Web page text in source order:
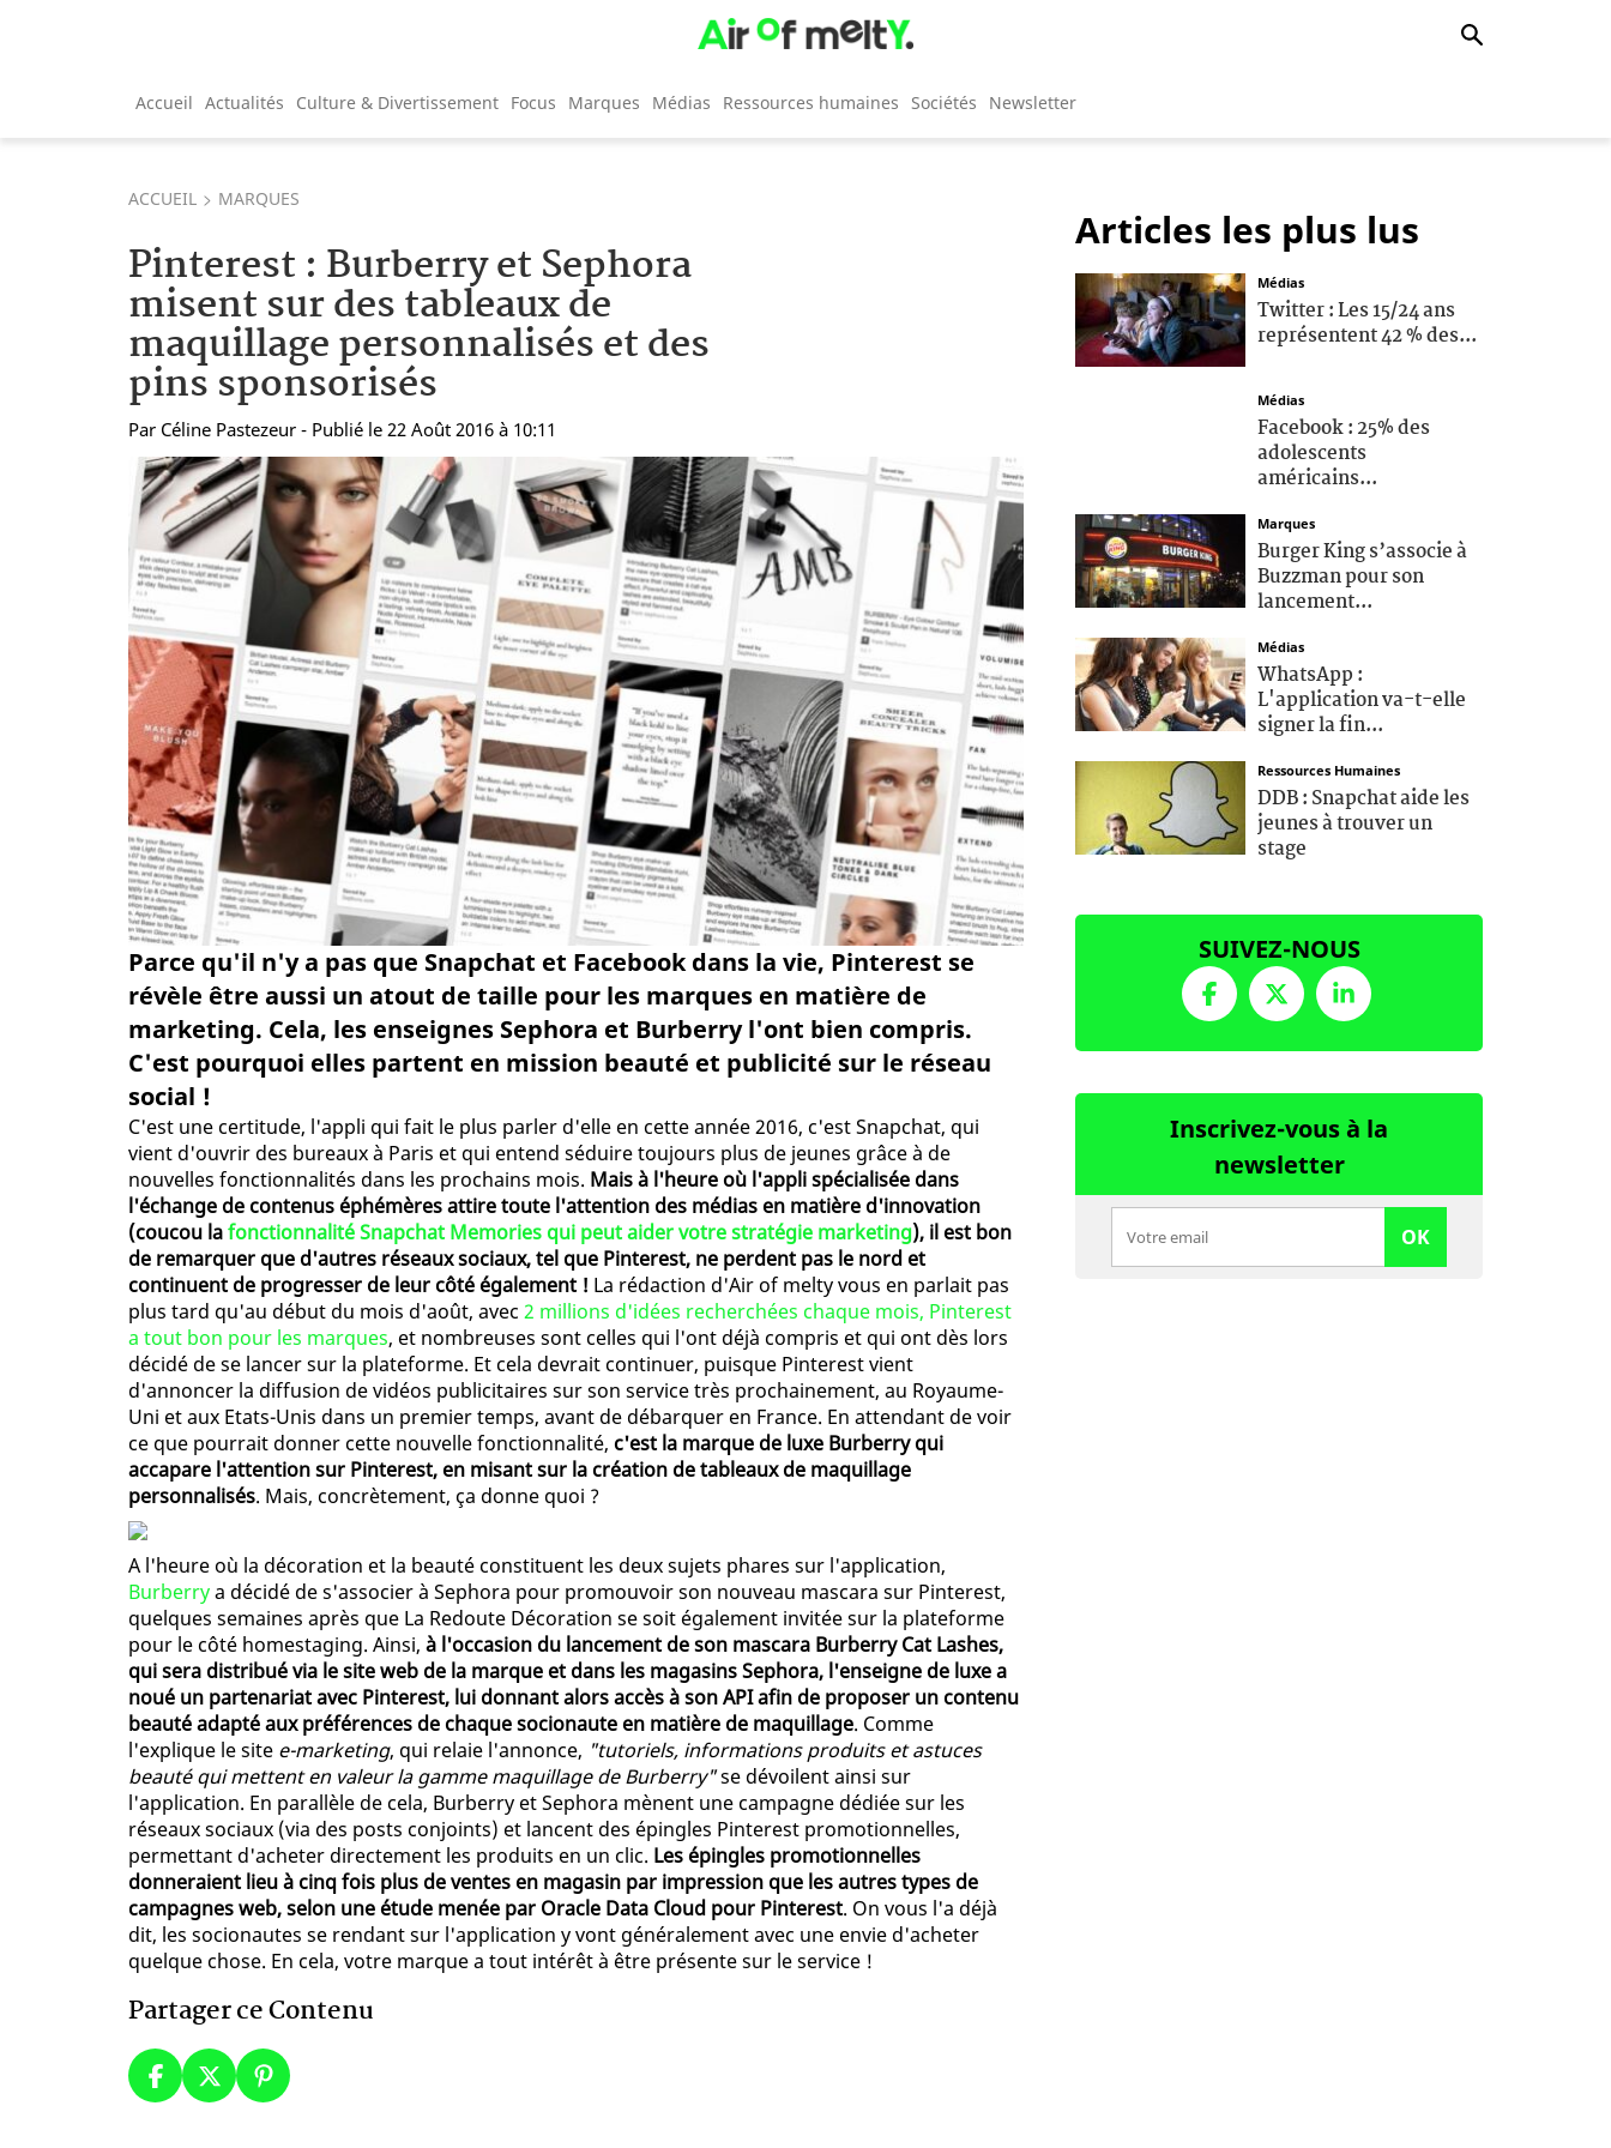
Accueil Actualités Culture & Divertissement Focus Marques Médias Ressources humaines Sociétés Newsletter
ACCUEIL MARQUES
Pinterest : Burberry et Sephora
misent sur des tableaux de
maquillage personnalisés et des
pins sponsorisés
Par Céline Pastezeur - Publié le 22 Août 2016 à 10:11
Parce qu'il n'y a pas que Snapchat et Facebook dans la vie, Pinterest se
révèle être aussi un atout de taille pour les marques en matière de
marketing. Cela, les enseignes Sephora et Burberry l'ont bien compris.
C'est pourquoi elles partent en mission beauté et publicité sur le réseau
social !
C'est une certitude, l'appli qui fait le plus parler d'elle en cette année 2016, c'est Snapchat, qui
vient d'ouvrir des bureaux à Paris et qui entend séduire toujours plus de jeunes grâce à de
nouvelles fonctionnalités dans les prochains mois. Mais à l'heure où l'appli spécialisée dans
l'échange de contenus éphémères attire toute l'attention des médias en matière d'innovation
(coucou lafonctionnalité Snapchat Memories qui peut aider votre stratégie marketing), il est bon
de remarquer que d'autres réseaux sociaux, tel que Pinterest, ne perdent pas le nord et
continuent de progresser de leur côté également ! La rédaction d'Air of melty vous en parlait pas
plus tard qu'au début du mois d'août, avec 2 millions d'idées recherchées chaque mois, Pinterest
a tout bon pour les marques, et nombreuses sont celles qui l'ont déjà compris et qui ont dès lors
décidé de se lancer sur la plateforme. Et cela devrait continuer, puisque Pinterest vient
d'annoncer la diffusion de vidéos publicitaires sur son service très prochainement, au Royaume-
Uni et aux Etats-Unis dans un premier temps, avant de débarquer en France. En attendant de voir
ce que pourrait donner cette nouvelle fonctionnalité, c'est la marque de luxe Burberry qui
accapare l'attention sur Pinterest, en misant sur la création de tableaux de maquillage
personnalisés. Mais, concrètement, ça donne quoi ?
A l'heure où la décoration et la beauté constituent les deux sujets phares sur l'application,
Burberrya décidé de s'associer à Sephora pour promouvoir son nouveau mascara sur Pinterest,
quelques semaines après que La Redoute Décoration se soit également invitée sur la plateforme
pour le côté homestaging. Ainsi, à l'occasion du lancement de son mascara Burberry Cat Lashes,
qui sera distribué via le site web de la marque et dans les magasins Sephora, l'enseigne de luxe a
noué un partenariat avec Pinterest, lui donnant alors accès à son API afin de proposer un contenu
beauté adapté aux préférences de chaque socionaute en matière de maquillage. Comme
l'explique le site e-marketing, qui relaie l'annonce, "tutoriels, informations produits et astuces
beauté qui mettent en valeur la gamme maquillage de Burberry"se dévoilent ainsi sur
l'application. En parallèle de cela, Burberry et Sephora mènent une campagne dédiée sur les
réseaux sociaux (via des posts conjoints) et lancent des épingles Pinterest promotionnelles,
permettant d'acheter directement les produits en un clic. Les épingles promotionnelles
donneraient lieu à cinq fois plus de ventes en magasin par impression que les autres types de
campagnes web, selon une étude menée par Oracle Data Cloud pour Pinterest. On vous l'a déjà
dit, les socionautes se rendant sur l'application y vont généralement avec une envie d'acheter
quelque chose. En cela, votre marque a tout intérêt à être présente sur le service !
Partager ce Contenu
Articles les plus lus
Médias
Twitter : Les 15/24 ans
représentent 42 % des...
Médias
Facebook : 25% des
adolescents
américains...
Marques
Burger King s’associe à
Buzzman pour son
lancement...
Médias
WhatsApp :
L'application va-t-elle
signer la fin...
Ressources Humaines
DDB : Snapchat aide les
jeunes à trouver un
stage
SUIVEZ-NOUS
Inscrivez-vous à la
newsletter
OK